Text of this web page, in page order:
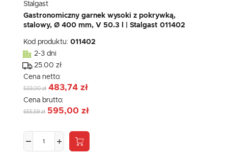
Stalgast
Gastronomiczny garnek wysoki z pokrywką,
stalowy, Ø 400 mm, V 50.3 l | Stalgast 011402
Kod produktu: 011402
2-3 dni
25.00 zł
Cena netto:
533,00 zł 483,74 zł
Cena brutto:
655,59 zł 595,00 zł